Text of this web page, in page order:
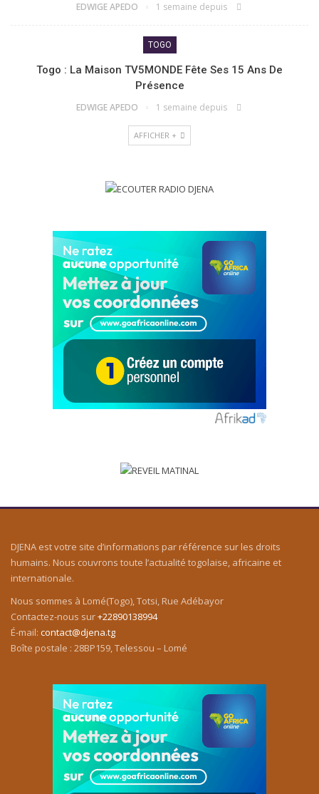
EDWIGE APEDO 1 semaine depuis
TOGO
Togo : La Maison TV5MONDE Fête Ses 15 Ans De
Présence
EDWIGE APEDO 1 semaine depuis
AFFICHER +
DJENA est votre site d’informations par référence sur les droits
humains. Nous couvrons toute l’actualité togolaise, africaine et
internationale.
Nous sommes à Lomé(Togo), Totsi, Rue Adébayor
Contactez-nous sur+22890138994
É-mail: contact@djena.tg
Boîte postale : 28BP159, Telessou – Lomé